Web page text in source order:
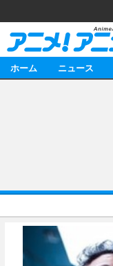
イベント
海外イベント
俳優・タレント
ビジネス
レビュー
アニメ
書評
動画
アニメ
連載・コラム
ホーム ニュース